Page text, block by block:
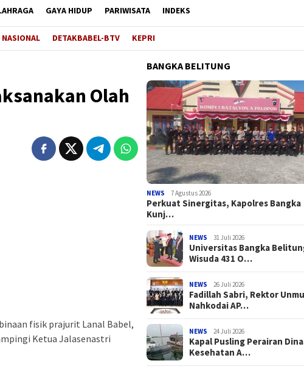
GAYA HIDUP PARIWISATA INDEKS
NASIONAL DETAKBABEL-BTV KEPRI
Olah
fisik prajurit Lanal Babel,
Ketua Jalasenastri
BANGKA BELITUNG
NEWS 7 Agustus 2026
Perkuat Sinergitas, Kapolres Bangka
Kunj…
NEWS 31 Juli 2026
Universitas Bangka
Wisuda 431 O…
NEWS 26 Juli 2026
Fadillah Sabri, Rektor
Nahkodai AP…
NEWS 24 Juli 2026
Kapal Pusling Perairan
Kesehatan A…